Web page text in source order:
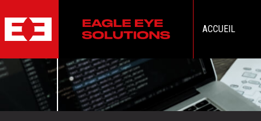
ACCUEIL